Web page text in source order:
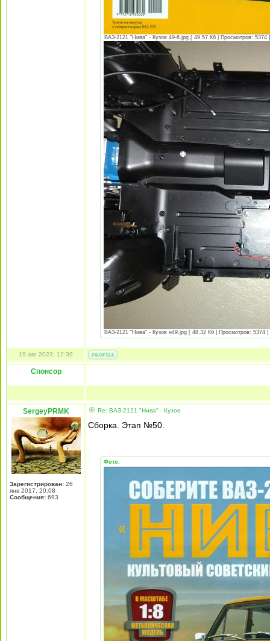
ВАЗ-2121 "Нива" - Кузов 49-6.jpg [ 49.57 Кб | Просмотров: 5374 ]
ВАЗ-2121 "Нива" - Кузов н49.jpg [ 48.32 Кб | Просмотров: 5374 ]
19 авг 2023, 12:39
Спонсор
SergeyPRMK
Зарегистрирован: 26
янв 2017, 20:08
Сообщения: 693
Re: ВАЗ-2121 "Нива" - Кузов
Сборка. Этап №50.
Фото: